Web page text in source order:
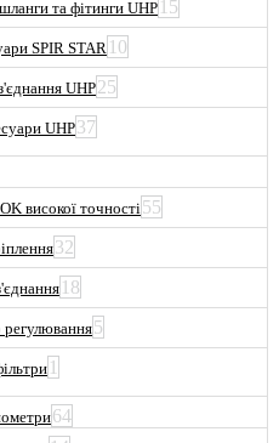
та фітинги UHP 15
SPIR STAR 10
UHP25
UHP37
високої точності 55
32
18
5
1
64